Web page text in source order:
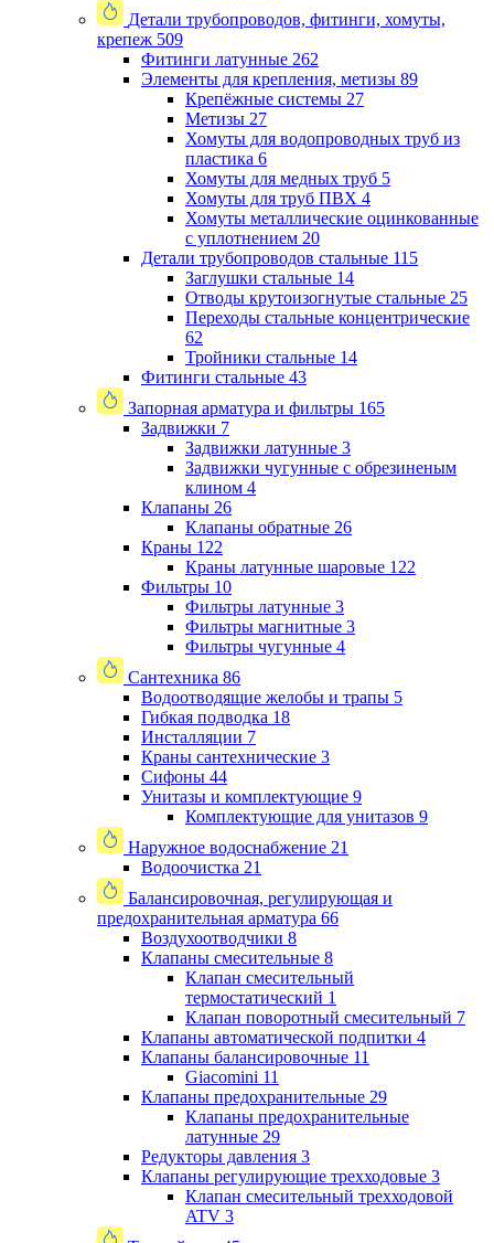
Детали трубопроводов, фитинги, хомуты,
крепеж 509
Фитинги латунные 262
Элементы для крепления, метизы 89
Крепёжные системы 27
Метизы 27
Хомуты для водопроводных труб из
пластика 6
Хомуты для медных труб 5
Хомуты для труб ПВХ 4
Хомуты металлические оцинкованные
с уплотнением 20
Детали трубопроводов стальные 115
Заглушки стальные 14
Отводы крутоизогнутые стальные 25
Переходы стальные концентрические
62
Тройники стальные 14
Фитинги стальные 43
Запорная арматура и фильтры 165
Задвижки 7
Задвижки латунные 3
Задвижки чугунные с обрезиненым
клином 4
Клапаны 26
Клапаны обратные 26
Краны 122
Краны латунные шаровые 122
Фильтры 10
Фильтры латунные 3
Фильтры магнитные 3
Фильтры чугунные 4
Сантехника 86
Водоотводящие желобы и трапы 5
Гибкая подводка 18
Инсталляции 7
Краны сантехнические 3
Сифоны 44
Унитазы и комплектующие 9
Комплектующие для унитазов 9
Наружное водоснабжение 21
Водоочистка 21
Балансировочная, регулирующая и
предохранительная арматура 66
Воздухоотводчики 8
Клапаны cмесительные 8
Клапан cмесительный
термостатический 1
Клапан поворотный cмесительный 7
Клапаны автоматической подпитки 4
Клапаны балансировочные 11
Giacomini 11
Клапаны предохранительные 29
Клапаны предохранительные
латунные 29
Редукторы давления 3
Клапаны регулирующие трехходовые 3
Клапан смесительный трехходовой
ATV 3